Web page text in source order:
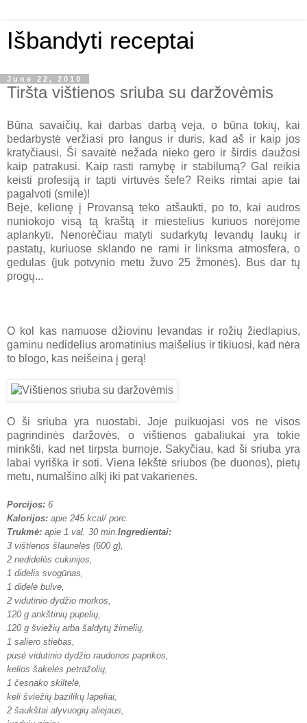
Išbandyti receptai
June 22, 2010
Tiršta vištienos sriuba su daržovėmis
Būna savaičių, kai darbas darbą veja, o būna tokių, kai
bedarbystė veržiasi pro langus ir duris, kad aš ir kaip jos
kratyčiausi. Ši savaitė nežada nieko gero ir širdis daužosi
kaip patrakusi. Kaip rasti ramybę ir stabilumą? Gal reikia
keisti profesiją ir tapti virtuvės šefe? Reiks rimtai apie tai
pagalvoti (smile)!
Beje, kelionę į Provansą teko atšaukti, po to, kai audros
nuniokojo visą tą kraštą ir miestelius kuriuos norėjome
aplankyti. Nenorėčiau matyti sudarkytų levandų laukų ir
pastatų, kuriuose sklando ne rami ir linksma atmosfera, o
gedulas (juk potvynio metu žuvo 25 žmonės). Bus dar tų
progų...
O kol kas namuose džiovinu levandas ir rožių žiedlapius,
gaminu nedidelius aromatinius maišelius ir tikiuosi, kad nėra
to blogo, kas neišeina į gerą!
O ši sriuba yra nuostabi. Joje puikuojasi vos ne visos
pagrindinės daržovės, o vištienos gabaliukai yra tokie
minkšti, kad net tirpsta burnoje. Sakyčiau, kad ši sriuba yra
labai vyriška ir soti. Viena lėkštė sriubos (be duonos), pietų
metu, numalšino alkį iki pat vakarienės.
Porcijos: 6
Kalorijos: apie 245 kcal/ porc.
Trukmė: apie 1 val. 30 min. Ingredientai:
3 vištienos šlaunelės (600 g)
2 nedidelės cukinijos,
1 didelis svogūnas,
1 didelė bulvė,
2 vidutinio dydžio morkos,
120 g ankštinių pupelių,
120 g šviežių arba šaldytų žirnelių,
1 saliero stiebas,
pusė vidutinio dydžio raudonos paprikos,
kelios šakelės petražolių,
1 česnako skiltelė
keli šviežių bazilikų lapeliai,
2 šaukštai alyvuogių aliejaus,